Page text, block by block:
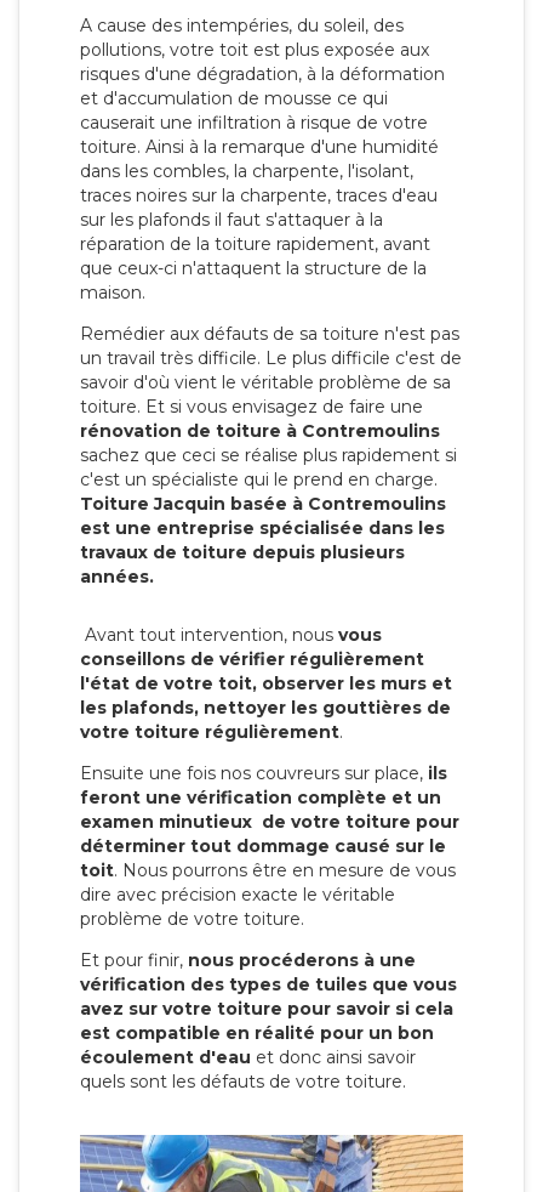
A cause des intempéries, du soleil, des
pollutions, votre toit est plus exposée aux
risques d'une dégradation, à la déformation
et d'accumulation de mousse ce qui
causerait une infiltration à risque de votre
toiture. Ainsi à la remarque d'une humidité
dans les combles, la charpente, l'isolant,
traces noires sur la charpente, traces d'eau
sur les plafonds il faut s'attaquer à la
réparation de la toiture rapidement, avant
que ceux-ci n'attaquent la structure de la
maison.
Remédier aux défauts de sa toiture n'est pas
un travail très difficile. Le plus difficile c'est de
savoir d'où vient le véritable problème de sa
toiture. Et si vous envisagez de faire une
rénovation de toiture à Contremoulins
sachez que ceci se réalise plus rapidement si
c'est un spécialiste qui le prend en charge.
Toiture Jacquin basée à Contremoulins
est une entreprise spécialisée dans les
travaux de toiture depuis plusieurs
années.
Avant tout intervention, nous vous
conseillons de vérifier régulièrement
l'état de votre toit, observer les murs et
les plafonds, nettoyer les gouttières de
votre toiture régulièrement.
Ensuite une fois nos couvreurs sur place, ils
feront une vérification complète et un
examen minutieux de votre toiture pour
déterminer tout dommage causé sur le
toit. Nous pourrons être en mesure de vous
dire avec précision exacte le véritable
problème de votre toiture.
Et pour finir, nous procéderons à une
vérification des types de tuiles que vous
avez sur votre toiture pour savoir si cela
est compatible en réalité pour un bon
écoulement d'eau et donc ainsi savoir
quels sont les défauts de votre toiture.